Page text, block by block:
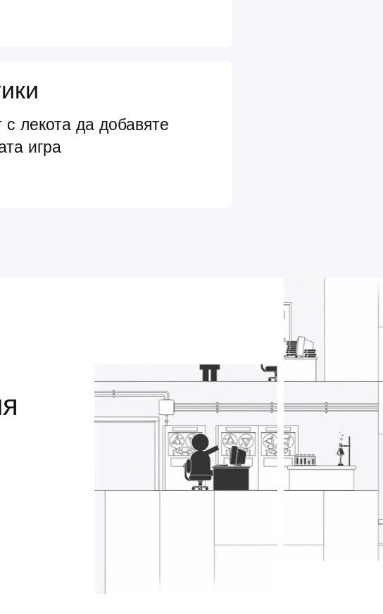
лекота да добавяте
игра